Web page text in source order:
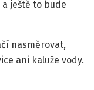
ještě to bude
nasměrovat,
ani kaluže vody.